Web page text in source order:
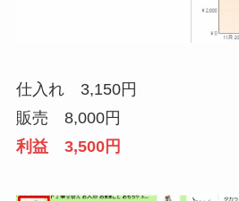
仕入れ 3,150円
販売 8,000円
利益 3,500円